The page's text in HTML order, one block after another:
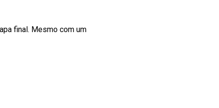
final. Mesmo com um